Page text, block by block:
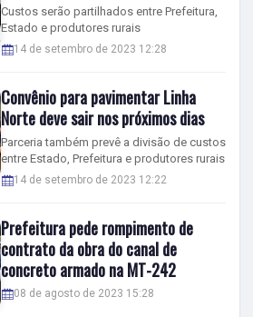
Custos serão partilhados entre Prefeitura,
Estado e produtores rurais
14 de setembro de 2023 12:28
Convênio para pavimentar Linha
Norte deve sair nos próximos dias
Parceria também prevê a divisão de custos
entre Estado, Prefeitura e produtores rurais
14 de setembro de 2023 12:22
Prefeitura pede rompimento de
contrato da obra do canal de
concreto armado na MT-242
08 de agosto de 2023 15:28